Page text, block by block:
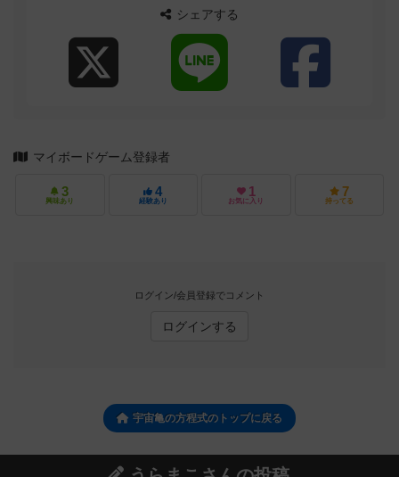
シェアする
マイボードゲーム登録者
3
興味あり
4
経験あり
1
お気に入り
7
持ってる
ログイン/会員登録でコメント
ログインする
宇宙亀の方程式のトップに戻る